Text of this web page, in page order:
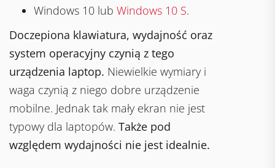
Windows 10 lub Windows 10 S.
Doczepiona klawiatura, wydajność oraz
system operacyjny czynią z tego
urządzenia laptop. Niewielkie wymiary i
waga czynią z niego dobre urządzenie
mobilne. Jednak tak mały ekran nie jest
typowy dla laptopów. Także pod
względem wydajności nie jest idealnie.